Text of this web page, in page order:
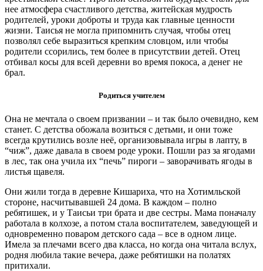
нее атмосфера счастливого детства, житейская мудрость
родителей, уроки доброты и труда как главные ценности
жизни. Таисья не могла припомнить случая, чтобы отец
позволял себе выразиться крепким словцом, или чтобы
родители ссорились, тем более в присутствии детей. Отец
отбивал косы для всей деревни во время покоса, а денег не
брал.
Родиться учителем
Она не мечтала о своем призвании – и так было очевидно, кем
станет. С детства обожала возиться с детьми, и они тоже
всегда крутились возле неё, организовывала игры в лапту, в
“чиж”, даже давала в своем роде уроки. Пошли раз за ягодами
в лес, так она учила их “печь” пироги – заворачивать ягоды в
листья щавеля.
Они жили тогда в деревне Кишариха, что на Хотимльской
стороне, насчитывавшей 24 дома. В каждом – полно
ребятишек, и у Таисьи три брата и две сестры. Мама поначалу
работала в колхозе, а потом стала воспитателем, заведующей и
одновременно поваром детского сада – все в одном лице.
Имела за плечами всего два класса, но когда она читала вслух,
родня любила такие вечера, даже ребятишки на полатях
притихали.